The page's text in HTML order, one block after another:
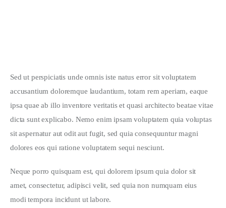
Sed ut perspiciatis unde omnis iste natus error sit voluptatem
accusantium doloremque laudantium, totam rem aperiam, eaque
ipsa quae ab illo inventore veritatis et quasi architecto beatae vitae
dicta sunt explicabo. Nemo enim ipsam voluptatem quia voluptas
sit aspernatur aut odit aut fugit, sed quia consequuntur magni
dolores eos qui ratione voluptatem sequi nesciunt.
Neque porro quisquam est, qui dolorem ipsum quia dolor sit
amet, consectetur, adipisci velit, sed quia non numquam eius
modi tempora incidunt ut labore.